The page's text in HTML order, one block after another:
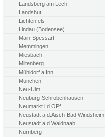
Landsberg am Lech
Landshut
Lichtenfels
Lindau (Bodensee)
Main-Spessart
Memmingen
Miesbach
Miltenberg
Mühldorf a.Inn
München
Neu-Ulm
Neuburg-Schrobenhausen
Neumarkt i.d.OPf.
Neustadt a.d.Aisch-Bad Windsheim
Neustadt a.d.Waldnaab
Nürnberg